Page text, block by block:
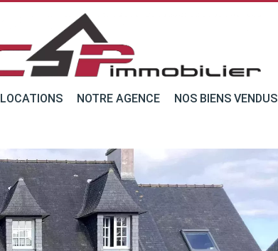
LOCATIONS NOTRE AGENCE NOS BIENS VENDUS